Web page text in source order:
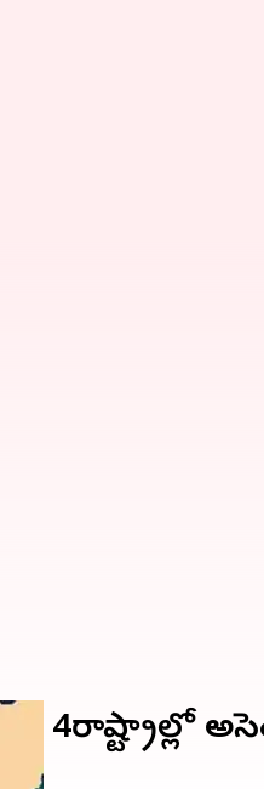
4రాష్ట్రాల్లో